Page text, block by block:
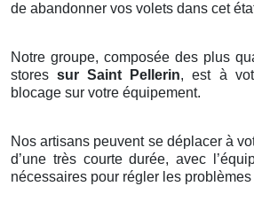
de abandonner vos volets dans cet
Notre groupe, composée des plus
storessur Saint Pellerin, est à
blocage sur votre équipement.
Nos artisans peuvent se déplacer à
d’une très courte durée, avec
nécessaires pour régler les